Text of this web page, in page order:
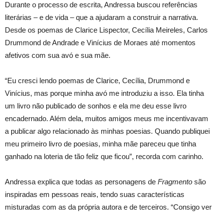
Durante o processo de escrita, Andressa buscou referências
literárias – e de vida – que a ajudaram a construir a narrativa.
Desde os poemas de Clarice Lispector, Cecília Meireles, Carlos
Drummond de Andrade e Vinícius de Moraes até momentos
afetivos com sua avó e sua mãe.
“Eu cresci lendo poemas de Clarice, Cecília, Drummond e
Vinícius, mas porque minha avó me introduziu a isso. Ela tinha
um livro não publicado de sonhos e ela me deu esse livro
encadernado. Além dela, muitos amigos meus me incentivavam
a publicar algo relacionado às minhas poesias. Quando publiquei
meu primeiro livro de poesias, minha mãe pareceu que tinha
ganhado na loteria de tão feliz que ficou”, recorda com carinho.
Andressa explica que todas as personagens de Fragmento são
inspiradas em pessoas reais, tendo suas características
misturadas com as da própria autora e de terceiros. “Consigo ver